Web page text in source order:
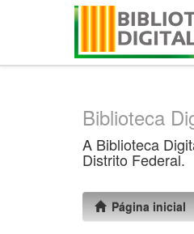
Biblioteca
A Biblioteca
Distrito Federal.
Página inicial